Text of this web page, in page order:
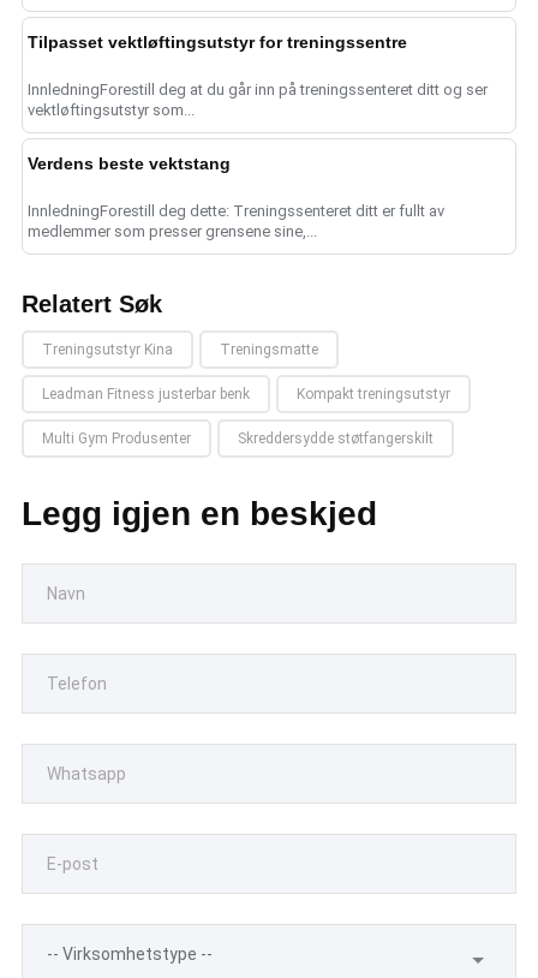
Tilpasset vektløftingsutstyr for treningssentre
InnledningForestill deg at du går inn på treningssenteret ditt og ser
vektløftingsutstyr som...
Verdens beste vektstang
InnledningForestill deg dette: Treningssenteret ditt er fullt av
medlemmer som presser grensene sine,...
Relatert Søk
Treningsutstyr Kina Treningsmatte
Leadman Fitness justerbar benk Kompakt treningsutstyr
Multi Gym Produsenter Skreddersydde støtfangerskilt
Legg igjen en beskjed